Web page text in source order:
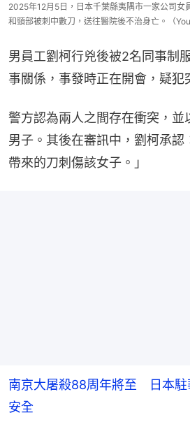
2025年12月5日，日本千葉縣夷隅市一家公司女
和頸部被刺中數刀，送往醫院後不治身亡。（
男員工劉柯行兇後被2名同事制
事關係，事發時正在開會，疑犯
警方認為兩人之間存在衝突，並
男子。其後在審訊中，劉柯承認
帶來的刀刺傷該女子。」
南京大屠殺88周年將至 日本駐
安全